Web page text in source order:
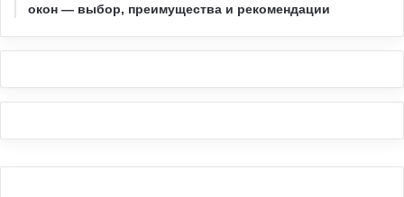
окон — выбор, преимущества и рекомендации